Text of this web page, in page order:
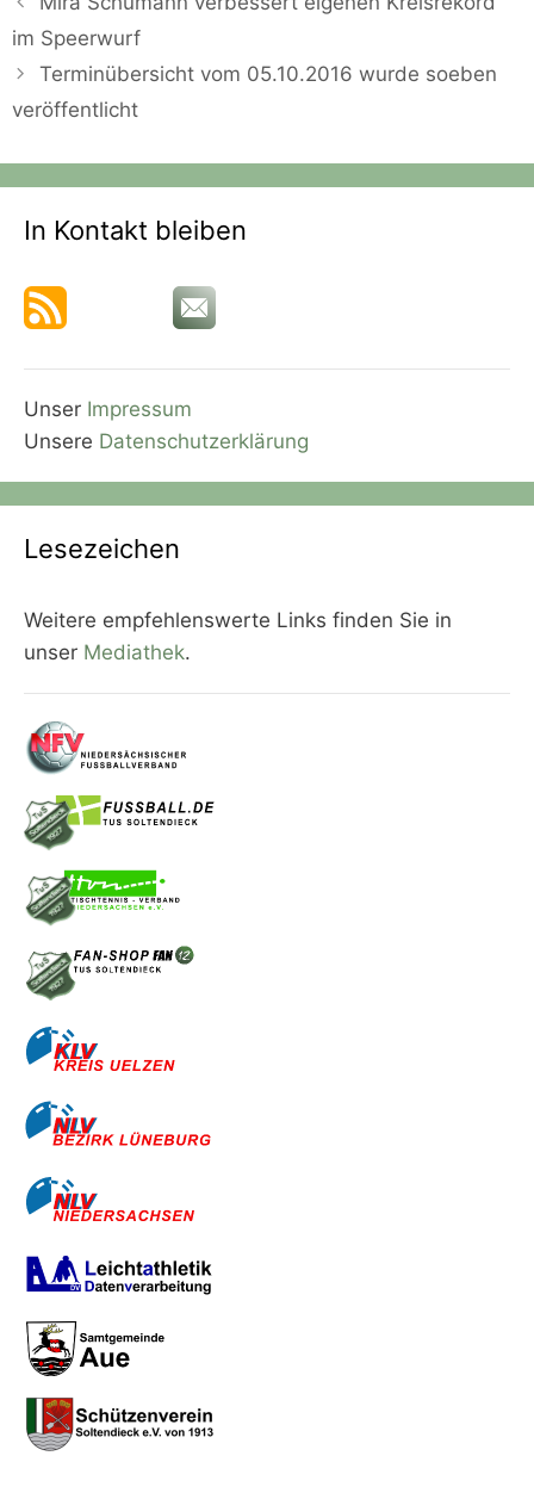
im Speerwurf
Terminübersicht vom 05.10.2016 wurde soeben
veröffentlicht
In Kontakt bleiben
Unser Impressum
Unsere Datenschutzerklärung
Lesezeichen
Weitere empfehlenswerte Links finden Sie in
unser Mediathek.